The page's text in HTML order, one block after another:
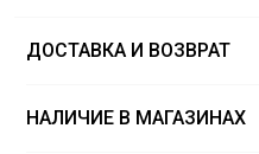
ДОСТАВКА И ВОЗВРАТ
НАЛИЧИЕ В МАГАЗИНАХ